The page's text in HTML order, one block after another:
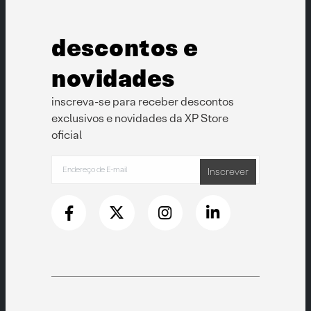
descontos e
novidades
inscreva-se para receber descontos
exclusivos e novidades da XP Store
oficial
Inscrever